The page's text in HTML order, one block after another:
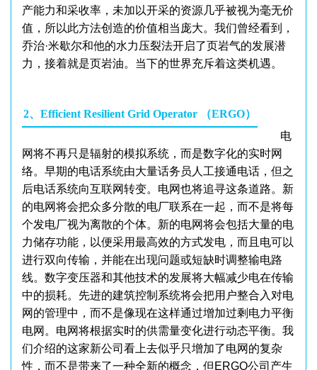
产能力和采收率，未加以开采的资源几乎被视为毫无价
值，所以此方法创造的价值相当庞大。我们曾经看到，
乔治·米歇尔和他的水力压裂法开启了页岩气的发展潜
力，接着就是页岩油。当下的世界充斥着这类机遇。
2、Efficient Resilient Grid Operator （ERGO）
电
网将不再只是辐射的模拟系统，而是数字化的实时网
络。早期的电话系统由大量话务员人工接通电话，但之
后电话系统向互联网转变。电网也将追寻这条道路。新
的电网将会把众多分散的电厂联系在一起，而不是将每
个发电厂视为离散的个体。新的电网将会包括大量的电
力储存功能，以便采用最高效的方式发电，而且电可以
进行双向传输，并能在出现问题或短缺时调整输电路
线。数字变压器和其他技术的发展将大幅减少电在传输
中的损耗。先进的建筑控制系统将会把用户整合入对电
网的管理中，而不是像现在这样通过增加过剩电力平衡
电网。电网将根据实时的供需量变化进行动态平衡。我
们介绍的这家新公司看上去似乎只增加了电网的复杂
性，而不是带来了一种全新的概念，但ERGO公司产生